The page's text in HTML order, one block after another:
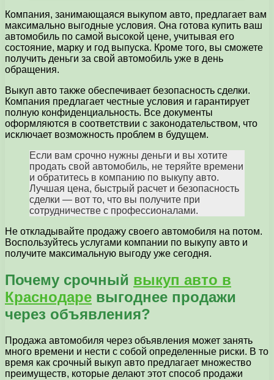
Компания, занимающаяся выкупом авто, предлагает вам
максимально выгодные условия. Она готова купить ваш
автомобиль по самой высокой цене, учитывая его
состояние, марку и год выпуска. Кроме того, вы сможете
получить деньги за свой автомобиль уже в день
обращения.
Выкуп авто также обеспечивает безопасность сделки.
Компания предлагает честные условия и гарантирует
полную конфиденциальность. Все документы
оформляются в соответствии с законодательством, что
исключает возможность проблем в будущем.
Если вам срочно нужны деньги и вы хотите
продать свой автомобиль, не теряйте времени
и обратитесь в компанию по выкупу авто.
Лучшая цена, быстрый расчет и безопасность
сделки — вот то, что вы получите при
сотрудничестве с профессионалами.
Не откладывайте продажу своего автомобиля на потом.
Воспользуйтесь услугами компании по выкупу авто и
получите максимальную выгоду уже сегодня.
Почему срочный выкуп авто в
Краснодаре выгоднее продажи
через объявления?
Продажа автомобиля через объявления может занять
много времени и нести с собой определенные риски. В то
время как срочный выкуп авто предлагает множество
преимуществ, которые делают этот способ продажи